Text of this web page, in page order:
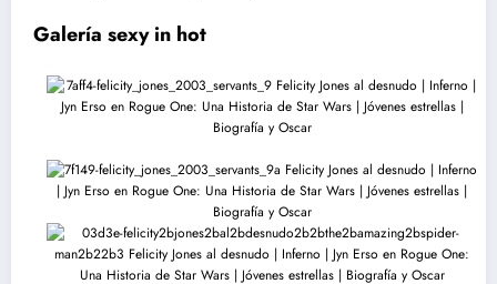
Galería sexy in hot